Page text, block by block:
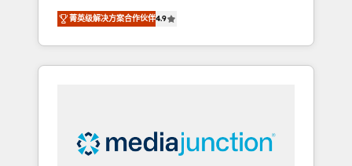
experience ✔️Flexible pricing models —
Hourly-fee (assigned one Dedicated
HubSpot Admin); Monthly-fee (HubSpot
Admin + Project Manager); and Fixed Project
bundle services. Connect with us today!
CRM and websites. Hire an agency that's
experienced in every inch of HubSpot and
willing to work hand-in-hand with your team
to simplify the complex and build a better
菁英级解决方案合作伙伴4.9